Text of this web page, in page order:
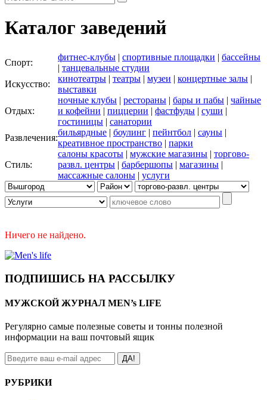
Каталог заведений
Спорт:
фитнес-клубы | спортивные площадки | бассейны
| танцевальные студии
Искусство:
кинотеатры | театры | музеи | концертные залы |
выставки
Отдых:
ночные клубы | рестораны | бары и пабы | чайные
и кофейни | пиццерии | фастфуды | суши |
гостиницы | санатории
Развлечения:
бильярдные | боулинг | пейнтбол | сауны |
креативное пространство | парки
Стиль:
салоны красоты | мужские магазины | торгово-
развл. центры | барбершопы | магазины |
массажные салоны | услуги
Ничего не найдено.
ПОДПИШИСЬ НА РАССЫЛКУ
МУЖСКОЙ ЖУРНАЛ MEN’s LIFE
Регулярно самые полезные советы и тонны полезной
информации на ваш почтовый ящик
ДА!
РУБРИКИ